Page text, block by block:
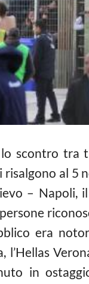
scontro tra
al 5
– Napoli,
era
in